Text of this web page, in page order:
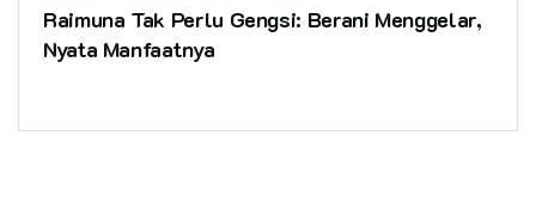
Raimuna Tak Perlu Gengsi: Berani Menggelar,
Nyata Manfaatnya